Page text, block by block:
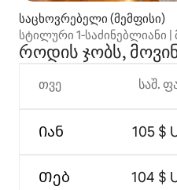
საცხოვრებელი (მემფისი)
სტილური 1‑საძინებლიანი |
მახლობლად | შინაური
როდის ჯობს,
თვე
Იან
Თებ
საშ.
105 $
104 $